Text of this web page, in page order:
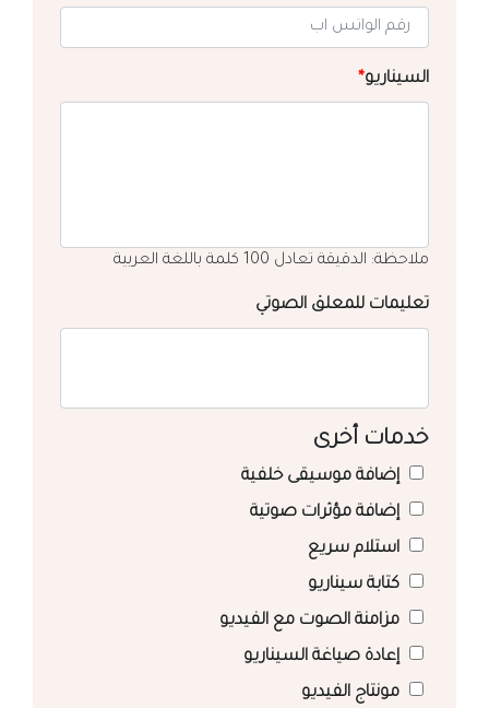
السيناريو*
ملاحظة: الدقيقة تعادل 100 كلمة باللغة العربية
تعليمات للمعلق الصوتي
خدمات أخرى
إضافة موسيقى خلفية
إضافة مؤثرات صوتية
استلام سريع
كتابة سيناريو
مزامنة الصوت مع الفيديو
إعادة صياغة السيناريو
مونتاج الفيديو